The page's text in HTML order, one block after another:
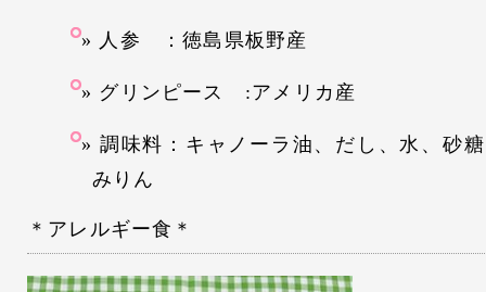
人参 ：徳島県板野産
グリンピース :アメリカ産
調味料：キャノーラ油、だし、水、砂
みりん
＊アレルギー食＊